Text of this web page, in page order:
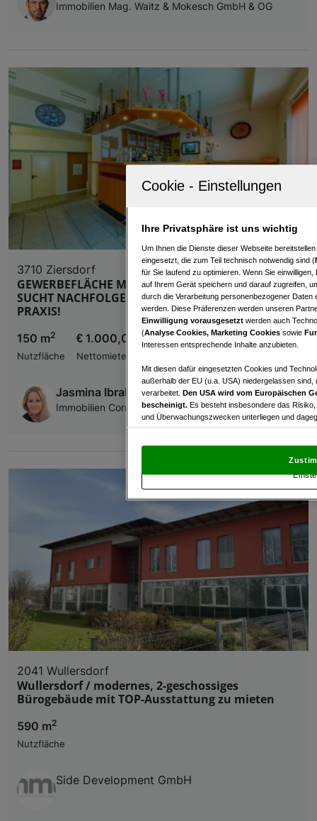
Immobilien Mag. Waitz & Mokesch GmbH & OG
3710 Ziersdorf
GEWERBEFLÄCHE MIT WOHNUNG IN ZIERSDORF
SUCHT NACHFOLGER! Auch als BÜRO ODER
PRAXIS!
150 m2
Nutzfläche
€ 1.000,00
Nettomiete
Jasmina Ibrahimbegovic
Immobilien Corner GmbH & Co KG REMAX GOLD
2041 Wullersdorf
Wullersdorf / modernes, 2-geschossiges
Bürogebäude mit TOP-Ausstattung zu mieten
590 m2
Nutzfläche
Side Development GmbH
Ihre Privatsphäre ist uns wichtig
Um Ihnen die Dienste dieser Webseite
eingesetzt, die zum Teil technisch notwendig sind (
für Sie laufend zu optimieren. Wenn Sie
auf Ihrem Gerät speichern und darauf zugreifen,
durch die Verarbeitung personenbezogener
werden. Diese Präferenzen werden unseren
Einwilligung vorausgesetzt werden auch
(Analyse Cookies, Marketing Cookies sowie
Interessen entsprechende Inhalte anzubieten.
Mit diesen dafür eingesetzten Cookies und
außerhalb der EU (u.a. USA) niedergelassen
verarbeitet. Den USA wird vom Europäischen
bescheinigt. Es besteht insbesondere das
und Überwachungszwecken unterliegen und
und Widerspruch gegen die Verarbeitung auf der
„Cookie Einstellungen“, die sich auf jeder Seite
Wir und unsere Partner verarbeiten
Verwendung genauer Standortdaten.
Zugriff auf Informationen auf einem Endgerät.
und der Performance von Inhalten,
Liste der Partner (Lieferanten)